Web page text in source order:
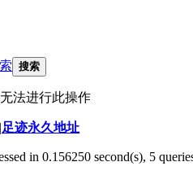
搜索
法进行此操作
|足迹永久地址
in 0.156250 second(s), 5